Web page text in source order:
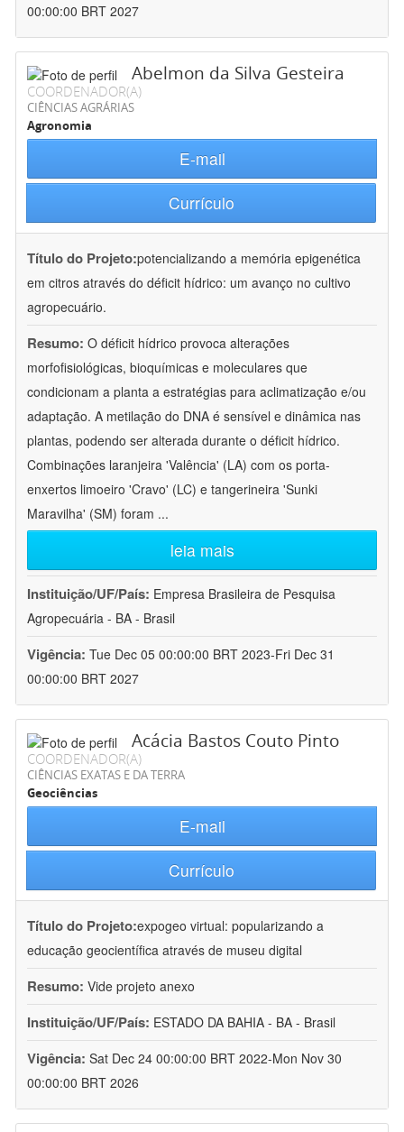
00:00:00 BRT 2027
Abelmon da Silva Gesteira
COORDENADOR(A)
CIÊNCIAS AGRÁRIAS
Agronomia
E-mail
Currículo
Título do Projeto:potencializando a memória epigenética
em citros através do déficit hídrico: um avanço no cultivo
agropecuário.
Resumo: O déficit hídrico provoca alterações
morfofisiológicas, bioquímicas e moleculares que
condicionam a planta a estratégias para aclimatização e/ou
adaptação. A metilação do DNA é sensível e dinâmica nas
plantas, podendo ser alterada durante o déficit hídrico.
Combinações laranjeira 'Valência' (LA) com os porta-
enxertos limoeiro 'Cravo' (LC) e tangerineira 'Sunki
Maravilha' (SM) foram ...
leia mais
Instituição/UF/País: Empresa Brasileira de Pesquisa
Agropecuária - BA - Brasil
Vigência: Tue Dec 05 00:00:00 BRT 2023-Fri Dec 31
00:00:00 BRT 2027
Acácia Bastos Couto Pinto
COORDENADOR(A)
CIÊNCIAS EXATAS E DA TERRA
Geociências
E-mail
Currículo
Título do Projeto:expogeo virtual: popularizando a
educação geocientífica através de museu digital
Resumo: Vide projeto anexo
Instituição/UF/País: ESTADO DA BAHIA - BA - Brasil
Vigência: Sat Dec 24 00:00:00 BRT 2022-Mon Nov 30
00:00:00 BRT 2026